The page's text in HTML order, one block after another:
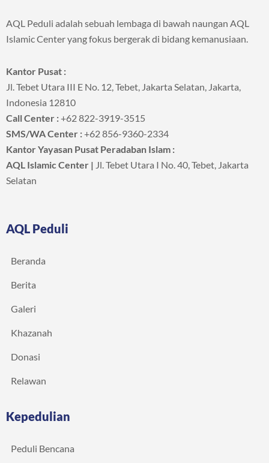
AQL Peduli adalah sebuah lembaga di bawah naungan AQL
Islamic Center yang fokus bergerak di bidang kemanusiaan.
Kantor Pusat :
Jl. Tebet Utara III E No. 12, Tebet, Jakarta Selatan, Jakarta,
Indonesia 12810
Call Center :+62 822-3919-3515
SMS/WA Center :+62 856-9360-2334
Kantor Yayasan Pusat Peradaban Islam :
AQL Islamic Center | Jl. Tebet Utara I No. 40, Tebet, Jakarta
Selatan
AQL Peduli
Beranda
Berita
Galeri
Khazanah
Donasi
Relawan
Kepedulian
Peduli Bencana